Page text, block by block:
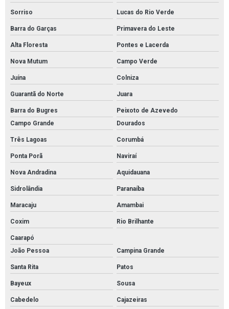
Sorriso Lucas do Rio Verde
Barra do Garças Primavera do Leste
Alta Floresta Pontes e Lacerda
Nova Mutum Campo Verde
Juína Colniza
Guarantã do Norte Juara
Barra do Bugres
Peixoto de Azevedo
Campo Grande
Dourados
Três Lagoas Corumbá
Ponta Porã Naviraí
Nova Andradina Aquidauana
Sidrolândia Paranaíba
Maracaju Amambai
Coxim Rio Brilhante
Caarapó
João Pessoa
Campina Grande
Santa Rita Patos
Bayeux Sousa
Cabedelo Cajazeiras